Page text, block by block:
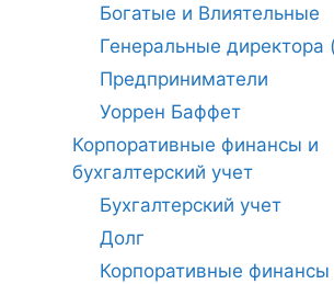
Богатые и Влиятельные
Генеральные директора
Предприниматели
Уоррен Баффет
Корпоративные финансы и
бухгалтерский учет
Бухгалтерский учет
Долг
Корпоративные финансы